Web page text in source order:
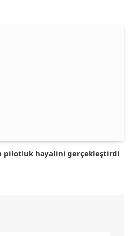
pilotluk hayalini gerçekleştirdi